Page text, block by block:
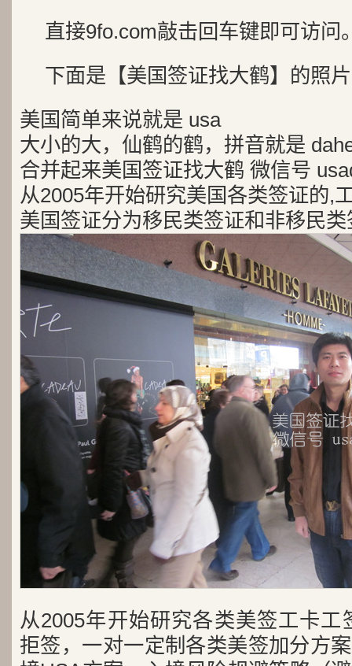
直接9fo.com敲击回车键即可访问
下面是【美国签证找大鹤】的照片
美国简单来说就是 usa
大小的大，仙鹤的鹤，拼音就是
合并起来美国签证找大鹤 微信号
从2005年开始研究美国各类签证的,
美国签证分为移民类签证和非移民
从2005年开始研究各类美签工卡工
拒签，一对一定制各类美签加分方